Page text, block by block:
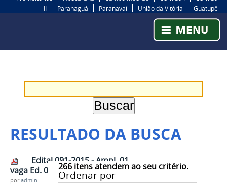
II
Paranaguá Paranavaí União da Vitória Guatupê
RESULTADO DA BUSCA
266itens atendem ao seu critério.
Ordenar por
Edital 091-2015 - Ampl. 01
vaga Ed. 001 2014
poradmin